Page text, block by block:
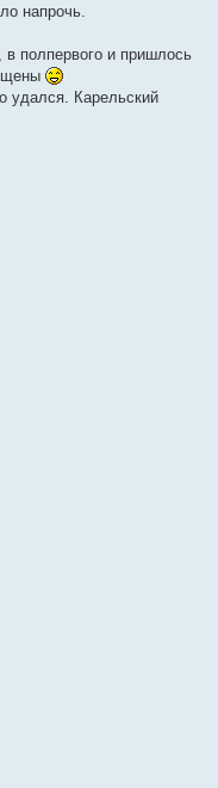
напрочь.
в полпервого и пришлось
удался. Карельский